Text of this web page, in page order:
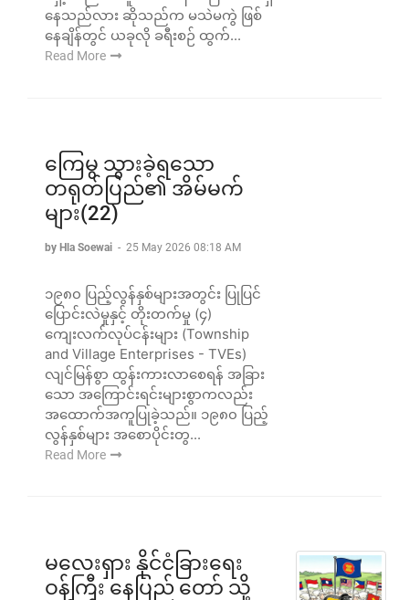
နေသည်လား ဆိုသည်က မသဲမကွဲ ဖြစ်
နေချိန်တွင် ယခုလို ခရီးစဉ် ထွက်...
Read More
ကြေမွ သွားခဲ့ရသော
တရုတ်ပြည်၏ အိမ်မက်
များ(22)
by Hla Soewai - 25 May 2026 08:18 AM
၁၉၈၀ ပြည့်လွန်နှစ်များအတွင်း ပြုပြင်
ပြောင်းလဲမှုနှင့် တိုးတက်မှု (၄)
ကျေးလက်လုပ်ငန်းများ (Township
and Village Enterprises - TVEs)
လျင်မြန်စွာ ထွန်းကားလာစေရန် အခြား
သော အကြောင်းရင်းများစွာကလည်း
အထောက်အကူပြုခဲ့သည်။ ၁၉၈၀ ပြည့်
လွန်နှစ်များ အစောပိုင်းတွ...
Read More
မလေးရှား နိုင်ငံခြားရေး
ဝန်ကြီး နေပြည် တော် သို့